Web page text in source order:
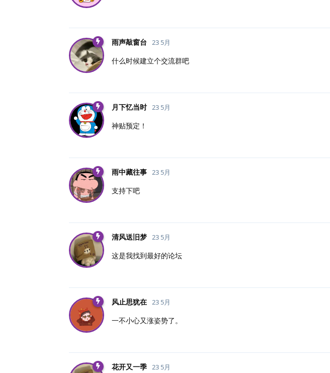
雨声敲窗台 23 5月
什么时候建立个交流群吧
月下忆当时 23 5月
神贴预定！
雨中藏往事 23 5月
支持下吧
清风送旧梦 23 5月
这是我找到最好的论坛
风止思犹在 23 5月
一不小心又涨姿势了。
花开又一季 23 5月